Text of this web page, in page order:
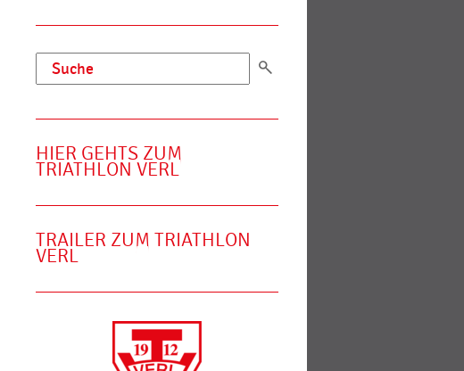
HIER GEHTS ZUM
TRIATHLON VERL
TRAILER ZUM TRIATHLON
VERL